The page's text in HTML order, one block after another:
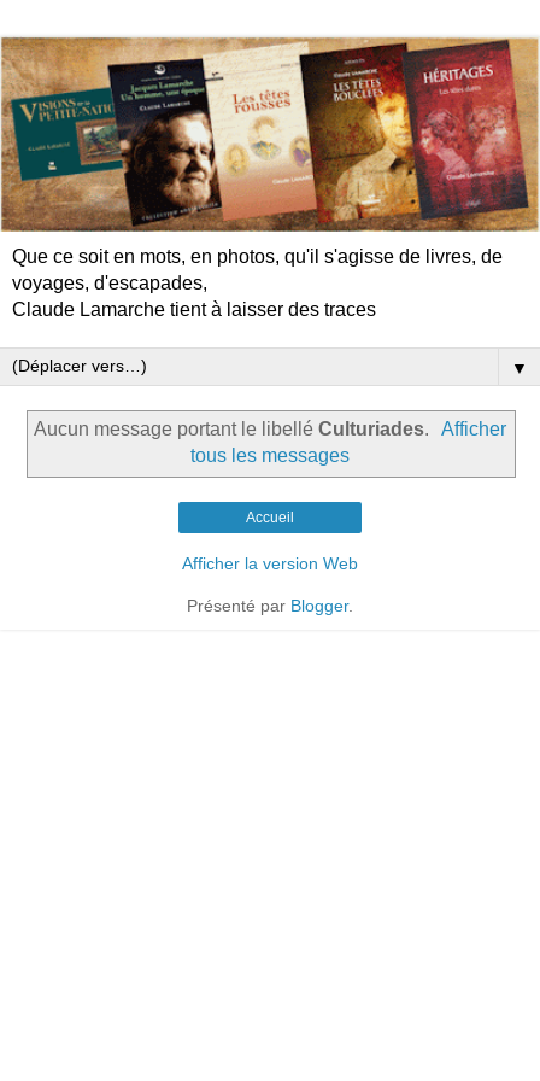
Que ce soit en mots, en photos, qu'il s'agisse de livres, de
voyages, d'escapades,
Claude Lamarche tient à laisser des traces
▼
Aucun message portant le libellé Culturiades.
Afficher
tous les messages
Accueil
Afficher la version Web
Présenté par Blogger.